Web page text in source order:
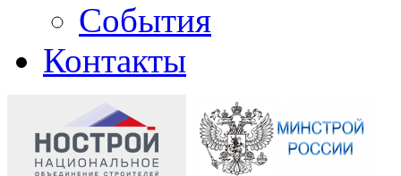
События
Контакты